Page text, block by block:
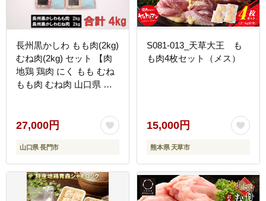
長州黒かしわ もも肉(2kg)
むね肉(2kg) セット 【肉
地鶏 鶏肉 にく もも むね
もも肉 むね肉 山口県 長
27,000円
山口県 長門市
S081-013_天草大王 も
も肉4枚セット（メス）
15,000円
熊本県 天草市